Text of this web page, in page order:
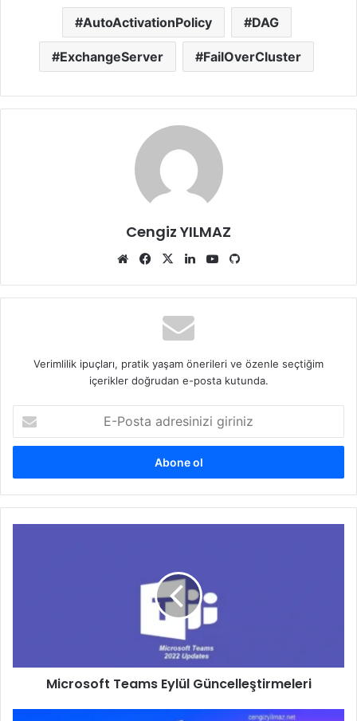
AutoActivationPolicy DAG
ExchangeServer FailOverCluster
Cengiz YILMAZ
Web
Facebook
X LinkedInYouTube
Verimlilik ipuçları, pratik yaşam önerileri ve özenle seçtiğim
içerikler doğrudan e-posta kutunda.
Posta
adresinizi
Microsoft Teams Eylül Güncelleştirmeleri